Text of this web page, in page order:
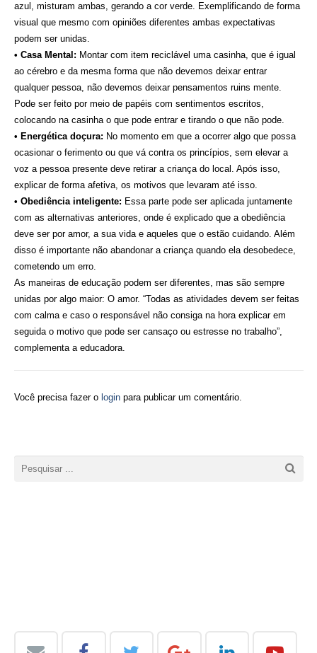
azul, misturam ambas, gerando a cor verde. Exemplificando de forma
visual que mesmo com opiniões diferentes ambas expectativas
podem ser unidas.
• Casa Mental: Montar com item reciclável uma casinha, que é igual
ao cérebro e da mesma forma que não devemos deixar entrar
qualquer pessoa, não devemos deixar pensamentos ruins mente.
Pode ser feito por meio de papéis com sentimentos escritos,
colocando na casinha o que pode entrar e tirando o que não pode.
• Energética doçura: No momento em que a ocorrer algo que possa
ocasionar o ferimento ou que vá contra os princípios, sem elevar a
voz a pessoa presente deve retirar a criança do local. Após isso,
explicar de forma afetiva, os motivos que levaram até isso.
• Obediência inteligente: Essa parte pode ser aplicada juntamente
com as alternativas anteriores, onde é explicado que a obediência
deve ser por amor, a sua vida e aqueles que o estão cuidando. Além
disso é importante não abandonar a criança quando ela desobedece,
cometendo um erro.
As maneiras de educação podem ser diferentes, mas são sempre
unidas por algo maior: O amor. “Todas as atividades devem ser feitas
com calma e caso o responsável não consiga na hora explicar em
seguida o motivo que pode ser cansaço ou estresse no trabalho”,
complementa a educadora.
Você precisa fazer o loginpara publicar um comentário.